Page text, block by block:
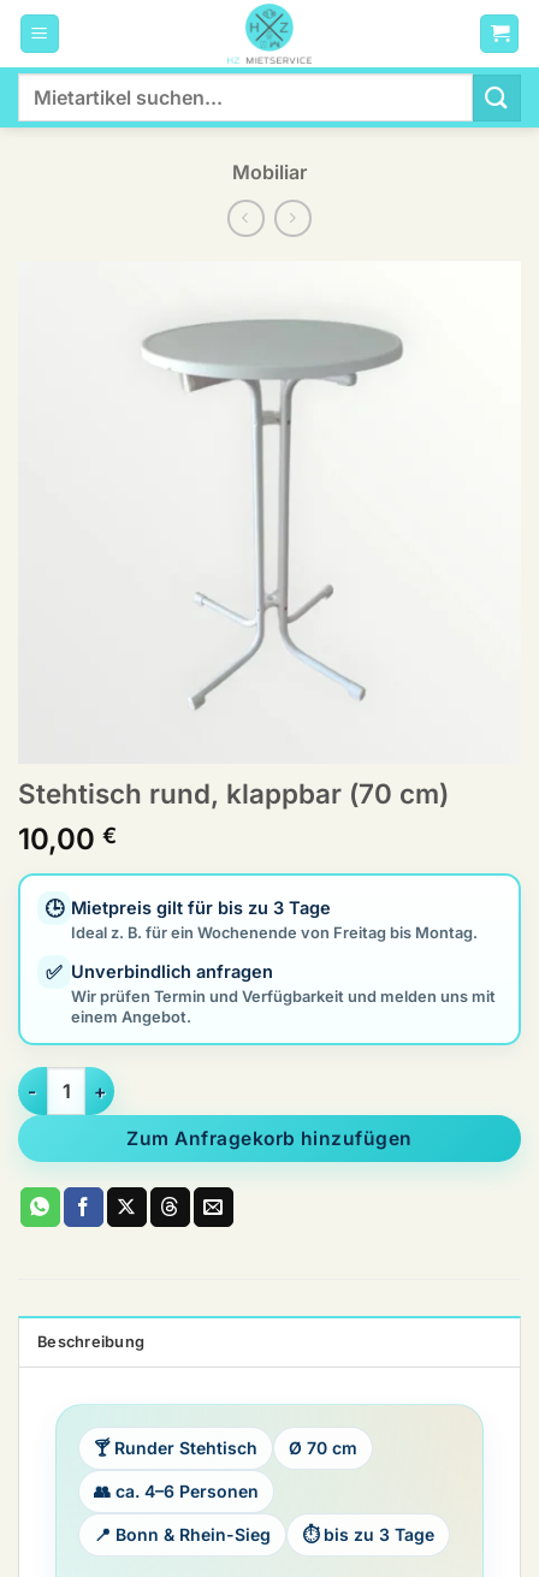
Zum
Inhalt
springen
nach:
Mobiliar
Stehtisch rund, klappbar (70 cm)
10,00 €
🕒 Mietpreis gilt für bis zu 3 Tage
Ideal z. B. für ein Wochenende von Freitag bis Montag.
✅ Unverbindlich anfragen
Wir prüfen Termin und Verfügbarkeit und melden uns mit
einem Angebot.
Stehtisch rund, klappbar (70 cm) Menge
Zum Anfragekorb hinzufügen
Beschreibung
🍸 Runder Stehtisch Ø 70 cm
👥 ca. 4–6 Personen
📍 Bonn & Rhein-Sieg ⏱ bis zu 3 Tage